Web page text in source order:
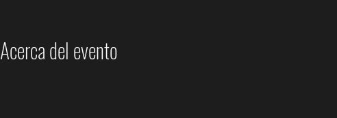
Acerca del evento